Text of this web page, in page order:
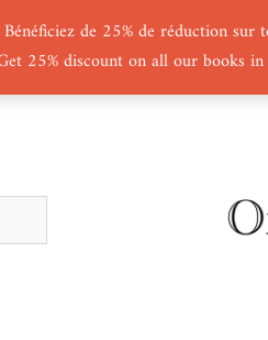
Bénéficiez de 25% de réduction sur
25% discount on all our books